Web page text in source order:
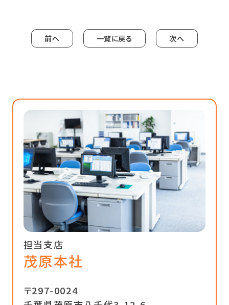
前へ 一覧に戻る 次へ
担当支店
茂原本社
〒297-0024